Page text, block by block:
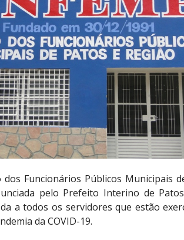
dos Funcionários Públicos Municipais
pelo Prefeito Interino de
a todos os servidores que estão
da COVID-19.